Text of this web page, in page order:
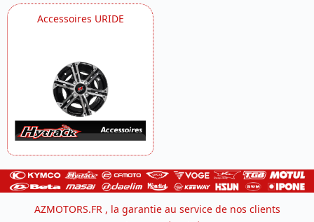
Accessoires URIDE
AZMOTORS.FR , la garantie au service de nos clients